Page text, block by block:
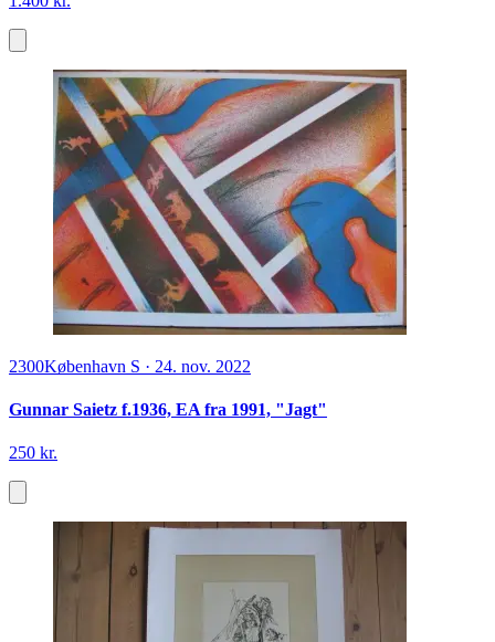
2300København S · 24. nov. 2022
Gunnar Saietz f.1936, EA fra 1991, "Jagt"
250 kr.